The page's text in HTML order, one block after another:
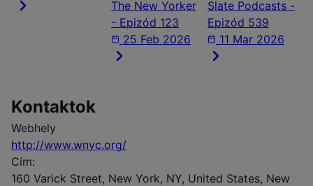
The New Yorker
- Epizód 123
25 Feb 2026
Slate Podcasts -
Epizód 539
11 Mar 2026
Kontaktok
Webhely
http://www.wnyc.org/
Cím:
160 Varick Street, New York, NY, United States, New